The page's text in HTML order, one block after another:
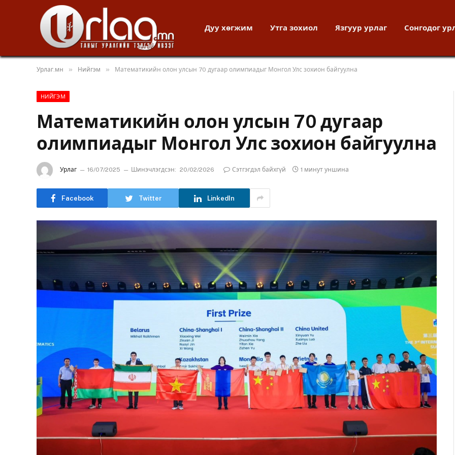
Дуу хөгжим Утга зохиол Язгуур урлаг Сонгодог
Урлаг.мн » Нийгэм » Математикийн олон улсын 70 дугаар олимпиадыг Монгол Улс зохион байгуулна
НИЙГЭМ
Математикийн олон улсын 70 дугаар
олимпиадыг Монгол Улс зохион байгуулна
Урлаг 16/07/2025 Шинэчлэгдсэн: 20/02/2026 Сэтгэгдэл байхгүй 1 минут уншина
Facebook Twitter LinkedIn